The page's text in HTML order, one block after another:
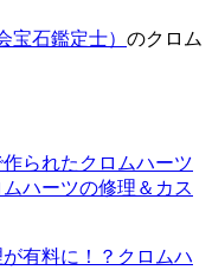
宝石鑑定士） のクロム
られたクロムハーツ
ハーツの修理＆カス
有料に！？クロムハ